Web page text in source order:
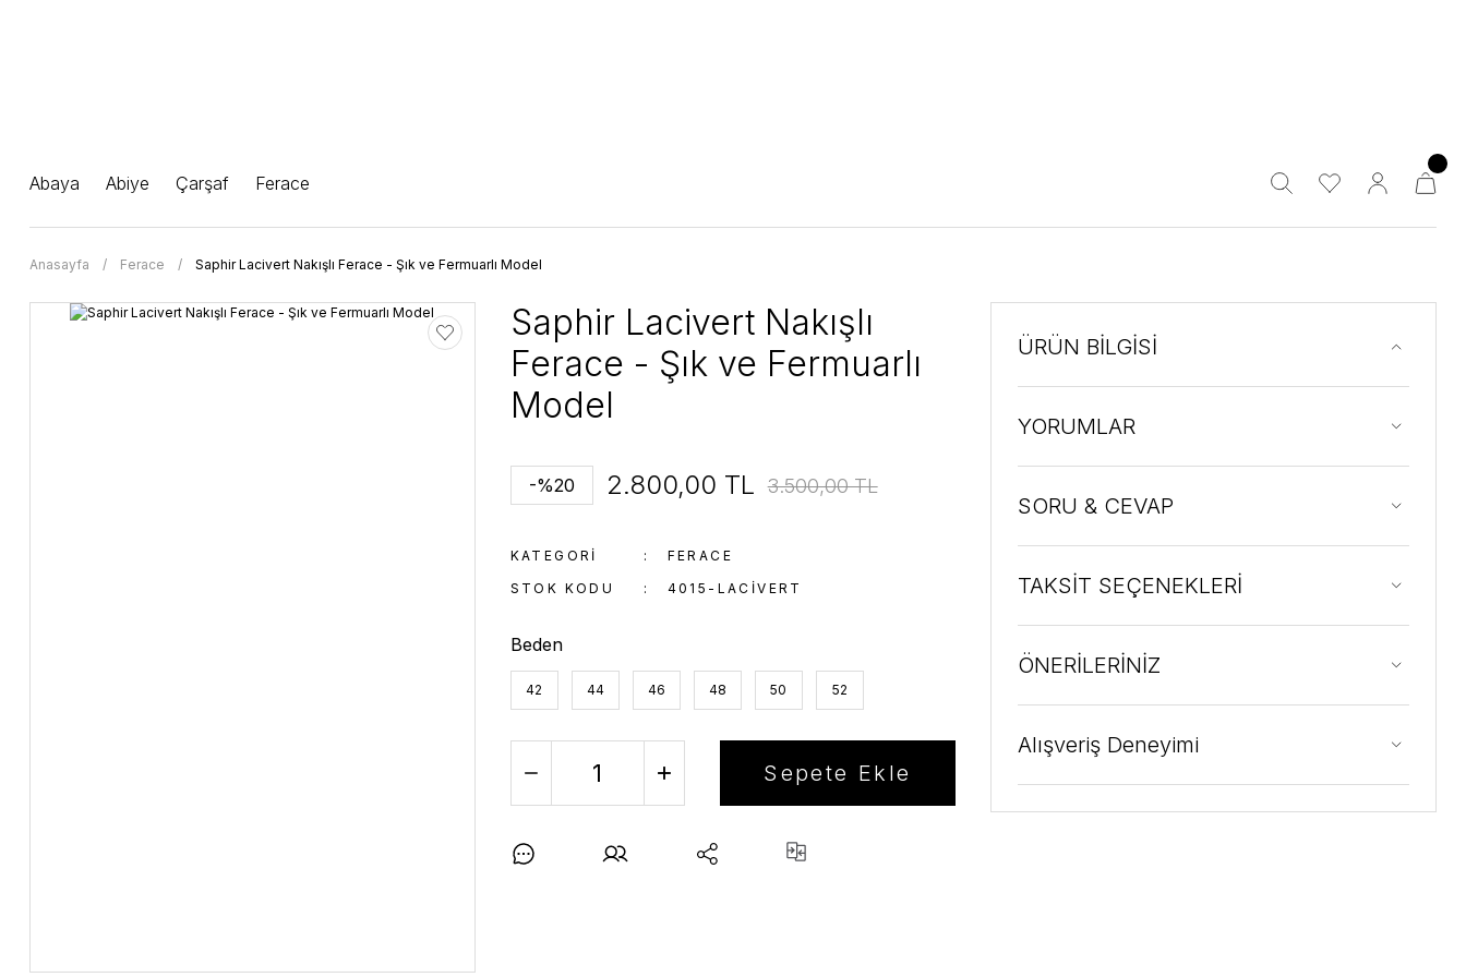
Abaya Abiye Çarşaf Ferace
Anasayfa Ferace Saphir Lacivert Nakışlı Ferace - Şık ve Fermuarlı Model
Saphir Lacivert Nakışlı
Ferace - Şık ve Fermuarlı
Model
-%20 2.800,00 TL 3.500,00 TL
KATEGORI
FERACE
STOK KODU
4015-LACIVERT
Beden
42 44 46 48 50 52
Sepete Ekle
ÜRÜN BİLGİSİ
YORUMLAR
SORU & CEVAP
TAKSİT SEÇENEKLERİ
ÖNERİLERİNİZ
Alışveriş Deneyimi